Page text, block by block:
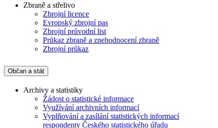
Zbraně a střelivo
Zbrojní licence
Evropský zbrojní pas
Zbrojní průvodní list
Průkaz zbraně a znehodnocení zbraně
Zbrojní průkaz
Občan a stát
Archivy a statistiky
Žádost o statistické informace
Využívání archivních informací
Vyplňování a zasílání statistických informací
respondenty Českého statistického úřadu